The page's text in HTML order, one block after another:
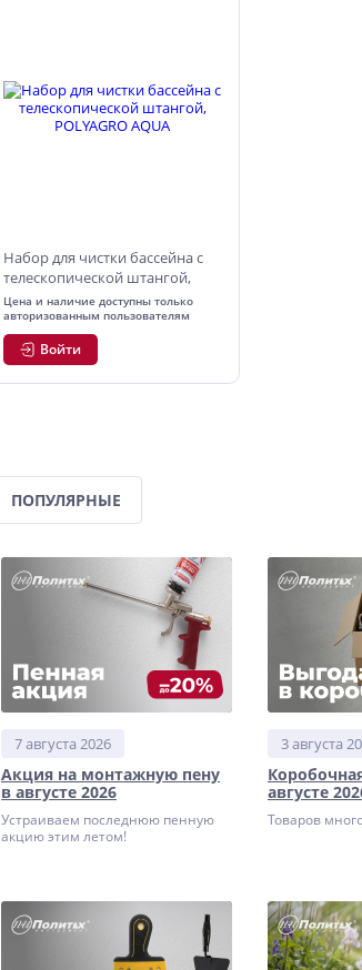
Набор для чистки бассейна с
телескопической штангой,
POLYAGRO AQUA
Цена и наличие доступны только
авторизованным пользователям
Войти
ПОПУЛЯРНЫЕ
7 августа 2026
Акция на монтажную пену
в августе 2026
Устраиваем последнюю пенную
акцию этим летом!
3 августа
августе
Товаров